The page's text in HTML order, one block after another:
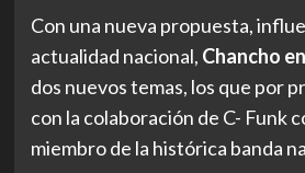
Con una nueva propuesta,
actualidad nacional, Chancho
dos nuevos temas, los que por
con la colaboración de C- Funk
miembro de la histórica banda